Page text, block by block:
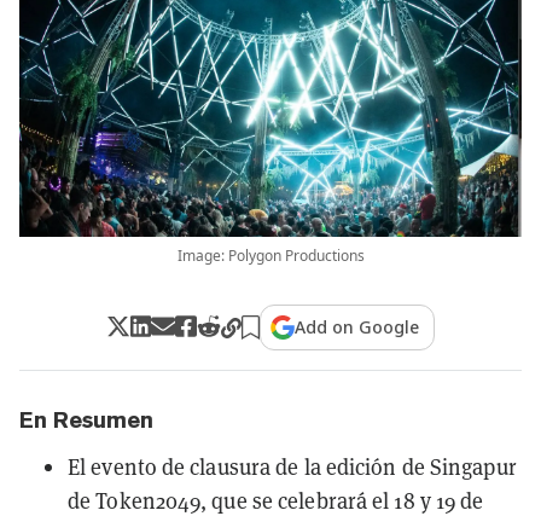
Image: Polygon Productions
Add on Google
En Resumen
El evento de clausura de la edición de Singapur
de Token2049, que se celebrará el 18 y 19 de